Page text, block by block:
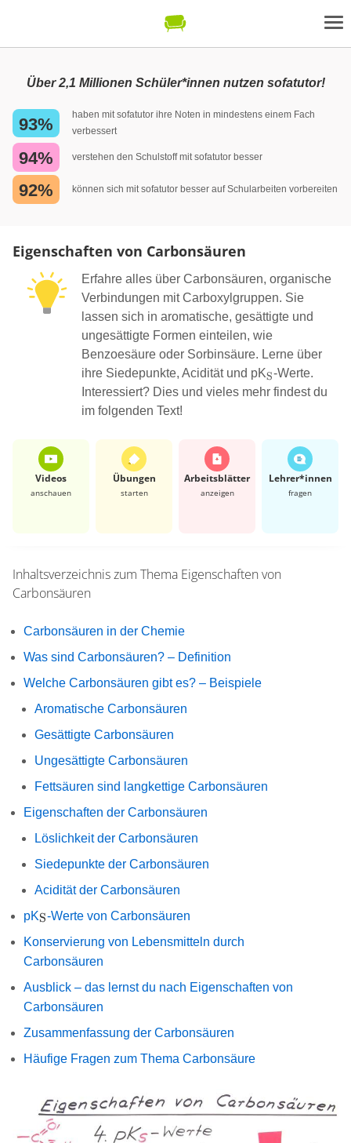
Über 2,1 Millionen Schüler*innen nutzen sofatutor!
93%
haben mit sofatutor ihre Noten in mindestens einem Fach
verbessert
94% verstehen den Schulstoff mit sofatutor besser
92% können sich mit sofatutor besser auf Schularbeiten vorbereiten
Eigenschaften von Carbonsäuren
Erfahre alles über Carbonsäuren, organische
Verbindungen mit Carboxylgruppen. Sie
lassen sich in aromatische, gesättigte und
ungesättigte Formen einteilen, wie
Benzoesäure oder Sorbinsäure. Lerne über
ihre Siedepunkte, Acidität und pK\ce{_S}
X
S-Werte.
Interessiert? Dies und vieles mehr findest du
im folgenden Text!
Videos
anschauen
Übungen
starten
Arbeits­blätter
anzeigen
Lehrer*​innen
fragen
Inhaltsverzeichnis zum Thema Eigenschaften von
Carbonsäuren
Carbonsäuren in der Chemie
Was sind Carbonsäuren? – Definition
Welche Carbonsäuren gibt es? – Beispiele
Aromatische Carbonsäuren
Gesättigte Carbonsäuren
Ungesättigte Carbonsäuren
Fettsäuren sind langkettige Carbonsäuren
Eigenschaften der Carbonsäuren
Löslichkeit der Carbonsäuren
Siedepunkte der Carbonsäuren
Acidität der Carbonsäuren
pK\ce{_S}
X
S-Werte von Carbonsäuren
Konservierung von Lebensmitteln durch
Carbonsäuren
Ausblick – das lernst du nach Eigenschaften von
Carbonsäuren
Zusammenfassung der Carbonsäuren
Häufige Fragen zum Thema Carbonsäure